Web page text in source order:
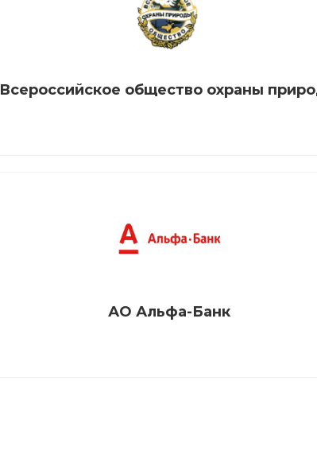
Всероссийское общество охраны
АО Альфа-Банк